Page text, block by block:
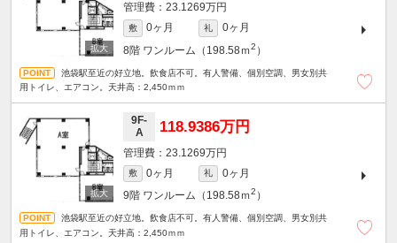
23.1269万円
敷 0ヶ月 礼
0ヶ月
8階 ワンルーム（198.58ｍ2 ）
池袋駅至近の好立地。飲食店不可。有人警備、個別空調、男女別共
用トイレ、エアコン。天井高：2,450ｍｍ
9F-
A
118.9386万円
23.1269万円
敷 0ヶ月 礼
0ヶ月
9階 ワンルーム（198.58ｍ2 ）
池袋駅至近の好立地。飲食店不可。有人警備、個別空調、男女別共
用トイレ、エアコン。天井高：2,450ｍｍ